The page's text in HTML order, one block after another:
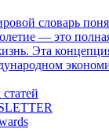
словарь
— это
Эта